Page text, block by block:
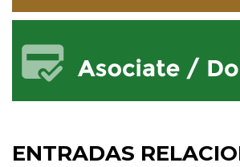
ENTRADAS